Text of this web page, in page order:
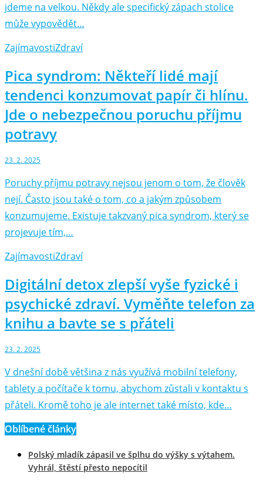
jdeme na velkou. Někdy ale specifický zápach stolice
může vypovědět…
ZajímavostiZdraví
Pica syndrom: Někteří lidé mají
tendenci konzumovat papír či hlínu.
Jde o nebezpečnou poruchu příjmu
potravy
23. 2. 2025
Poruchy příjmu potravy nejsou jenom o tom, že člověk
nejí. Často jsou také o tom, co a jakým způsobem
konzumujeme. Existuje takzvaný pica syndrom, který se
projevuje tím,…
ZajímavostiZdraví
Digitální detox zlepší vyše fyzické i
psychické zdraví. Vyměňte telefon za
knihu a bavte se s přáteli
23. 2. 2025
V dnešní době většina z nás využívá mobilní telefony,
tablety a počítače k tomu, abychom zůstali v kontaktu s
přáteli. Kromě toho je ale internet také místo, kde…
Oblíbené články
Polský mladík zápasil ve šplhu do výšky s výtahem.
Vyhrál, štěstí přesto nepocítil